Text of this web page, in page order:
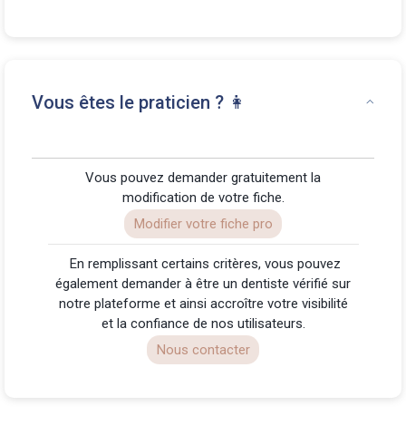
Vous êtes le praticien ? 👩
Vous pouvez demander gratuitement la
modification de votre fiche.
Modifier votre fiche pro
️ En remplissant certains critères, vous pouvez
également demander à être un dentiste vérifié sur
notre plateforme et ainsi accroître votre visibilité
et la confiance de nos utilisateurs.
Nous contacter